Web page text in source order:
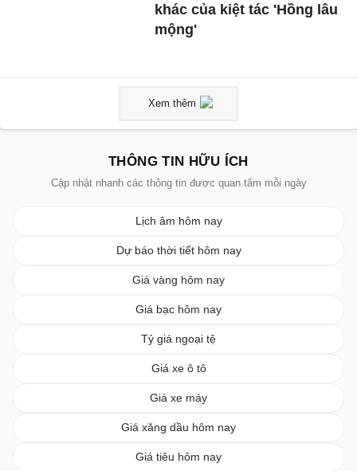
khác của kiệt tác 'Hồng lâu
mộng'
Xem thêm
THÔNG TIN HỮU ÍCH
Cập nhật nhanh các thông tin được quan tâm mỗi ngày
Lịch âm hôm nay
Dự báo thời tiết hôm nay
Giá vàng hôm nay
Giá bạc hôm nay
Tỷ giá ngoại tệ
Giá xe ô tô
Giá xe máy
Giá xăng dầu hôm nay
Giá tiêu hôm nay